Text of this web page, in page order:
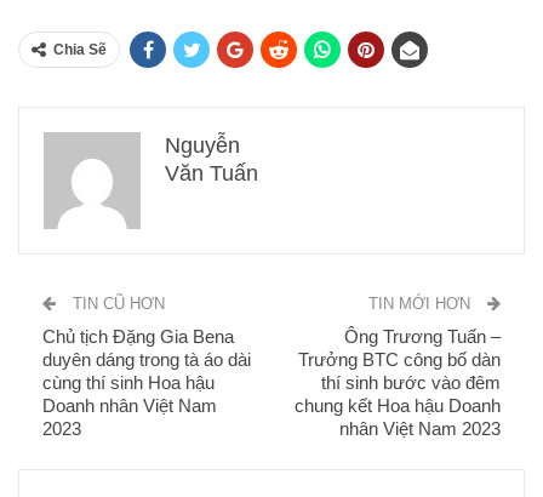
Chia Sẽ
Nguyễn
Văn Tuấn
TIN CŨ HƠN
Chủ tịch Đặng Gia Bena
duyên dáng trong tà áo dài
cùng thí sinh Hoa hậu
Doanh nhân Việt Nam
2023
TIN MỚI HƠN
Ông Trương Tuấn –
Trưởng BTC công bố dàn
thí sinh bước vào đêm
chung kết Hoa hậu Doanh
nhân Việt Nam 2023